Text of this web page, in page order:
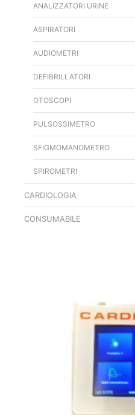
ANALIZZATORI URINE
ASPIRATORI
AUDIOMETRI
DEFIBRILLATORI
OTOSCOPI
PULSOSSIMETRO
SFIGMOMANOMETRO
SPIROMETRI
CARDIOLOGIA
CONSUMABILE